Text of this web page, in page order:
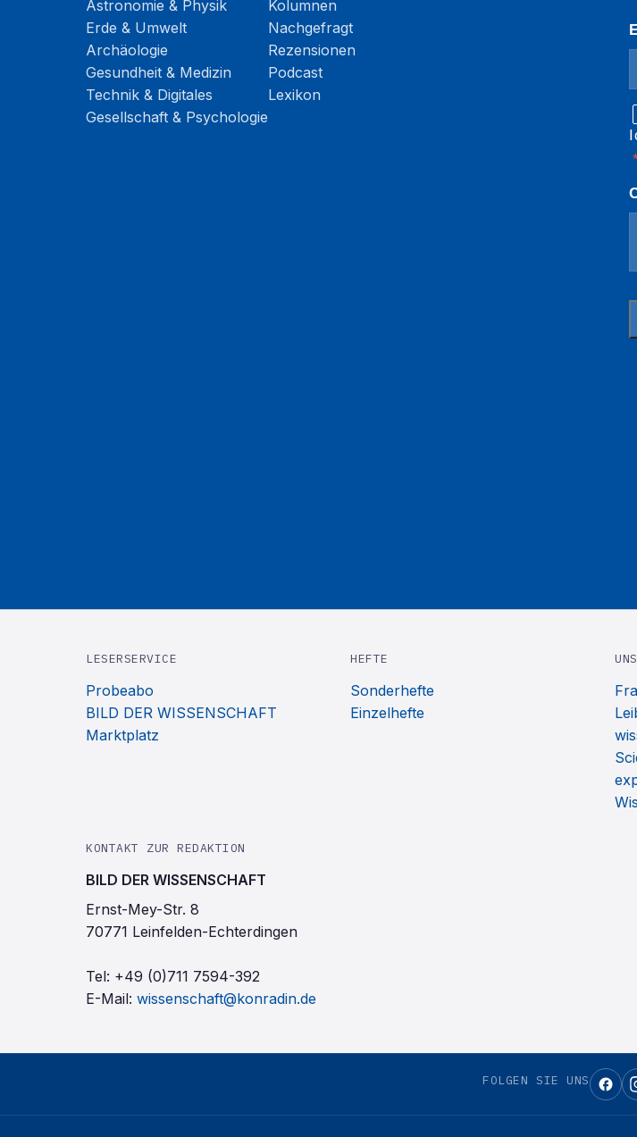
Astronomie & Physik
Erde & Umwelt
Archäologie
Gesundheit & Medizin
Technik & Digitales
Gesellschaft & Psychologie
Kolumnen
Nachgefragt
Rezensionen
Podcast
Lexikon
LESERSERVICE
Probeabo
BILD DER WISSENSCHAFT
Marktplatz
HEFTE
Sonderhefte
Einzelhefte
KONTAKT ZUR REDAKTION
BILD DER WISSENSCHAFT
Ernst-Mey-Str. 8
70771 Leinfelden-Echterdingen
Tel: +49 (0)711 7594-392
E-Mail: wissenschaft@konradin.de
FOLGEN SIE UNS